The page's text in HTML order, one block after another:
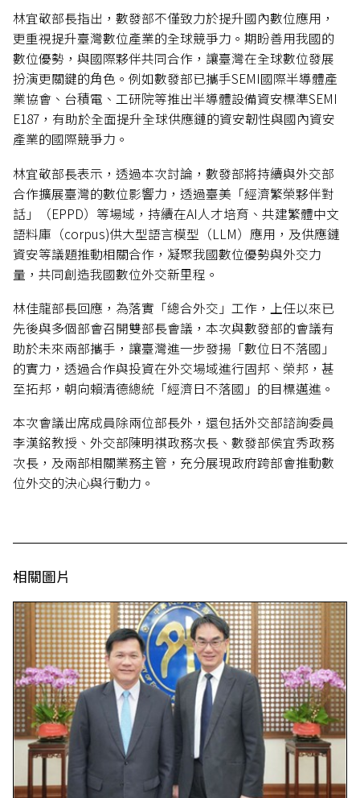
林宜敬部長指出，數發部不僅致力於提升國內數位應用，
更重視提升臺灣數位產業的全球競爭力。期盼善用我國的
數位優勢，與國際夥伴共同合作，讓臺灣在全球數位發展
扮演更關鍵的角色。例如數發部已攜手SEMI國際半導體產
業協會、台積電、工研院等推出半導體設備資安標準SEMI
E187，有助於全面提升全球供應鏈的資安韌性與國內資安
產業的國際競爭力。
林宜敬部長表示，透過本次討論，數發部將持續與外交部
合作擴展臺灣的數位影響力，透過臺美「經濟繁榮夥伴對
話」（EPPD）等場域，持續在AI人才培育、共建繁體中文
語料庫（corpus)供大型語言模型（LLM）應用，及供應鏈
資安等議題推動相關合作，凝聚我國數位優勢與外交力
量，共同創造我國數位外交新里程。
林佳龍部長回應，為落實「總合外交」工作，上任以來已
先後與多個部會召開雙部長會議，本次與數發部的會議有
助於未來兩部攜手，讓臺灣進一步發揚「數位日不落國」
的實力，透過合作與投資在外交場域進行固邦、榮邦，甚
至拓邦，朝向賴清德總統「經濟日不落國」的目標邁進。
本次會議出席成員除兩位部長外，還包括外交部諮詢委員
李漢銘教授、外交部陳明祺政務次長、數發部侯宜秀政務
次長，及兩部相關業務主管，充分展現政府跨部會推動數
位外交的決心與行動力。
相關圖片